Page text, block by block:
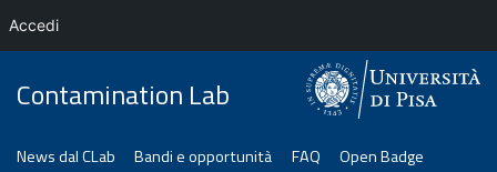
Contamination Lab
News dal CLab Bandi e opportunità FAQ
Open Badge
Accedi